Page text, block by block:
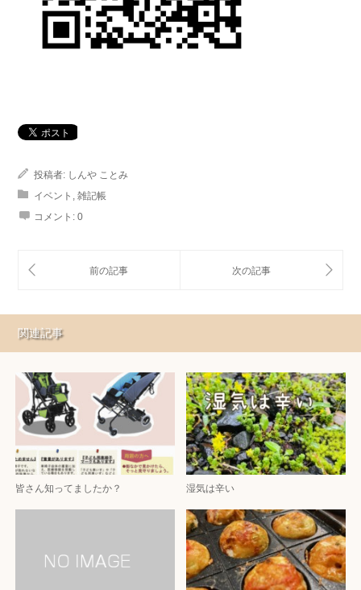
投稿者: しんや ことみ
イベント , 雑記帳
コメント: 0
関連記事
皆さん知ってましたか？ 湿気は辛い